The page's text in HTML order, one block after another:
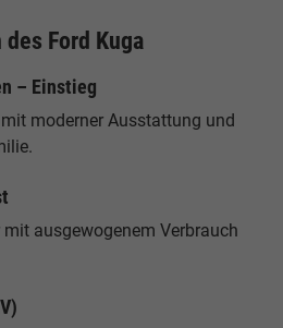
Ford Kuga
– Einstieg
moderner Ausstattung und
ausgewogenem Verbrauch